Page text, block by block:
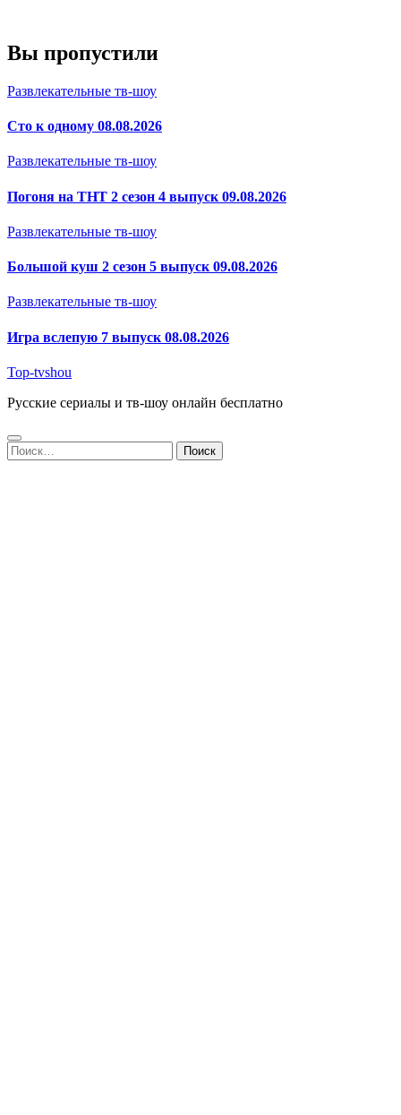
Вы пропустили
Развлекательные тв-шоу
Сто к одному 08.08.2026
Развлекательные тв-шоу
Погоня на ТНТ 2 сезон 4 выпуск 09.08.2026
Развлекательные тв-шоу
Большой куш 2 сезон 5 выпуск 09.08.2026
Развлекательные тв-шоу
Игра вслепую 7 выпуск 08.08.2026
Top-tvshou
Русские сериалы и тв-шоу онлайн бесплатно
Найти: